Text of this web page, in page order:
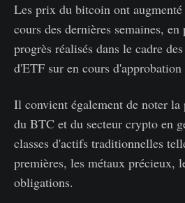
Les prix du bitcoin ont
cours des dernières semaines,
progrès réalisés dans le cadre
d'ETF sur en cours
Il convient également de noter la
du BTC et du secteur crypto en
classes d'actifs traditionnelles
premières, les métaux précieux,
obligations.